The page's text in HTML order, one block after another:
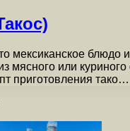
мексиканское блюдо
мясного или
приготовления тако…